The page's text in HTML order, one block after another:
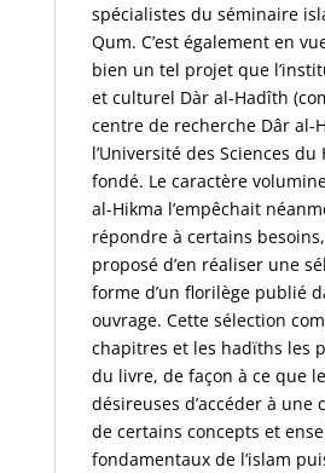
spécialistes du séminaire
Qum. C’est également en
bien un tel projet que
et culturel Dàr al-Hadîth
centre de recherche Dâr al-
l’Université des Sciences
fondé. Le caractère
al-Hikma l’empêchait
répondre à certains
proposé d’en réaliser une
forme d’un florilège publié
ouvrage. Cette sélection
chapitres et les hadïths les
du livre, de façon à ce que
désireuses d’accéder à une
de certains concepts et
fondamentaux de l’islam